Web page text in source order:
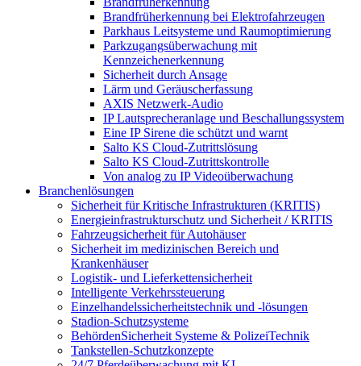
Brandfrüherkennung bei Elektrofahrzeugen
Parkhaus Leitsysteme und Raumoptimierung
Parkzugangsüberwachung mit
Kennzeichenerkennung
Sicherheit durch Ansage
Lärm und Geräuscherfassung
AXIS Netzwerk-Audio
IP Lautsprecheranlage und Beschallungssystem
Eine IP Sirene die schützt und warnt
Salto KS Cloud-Zutrittslösung
Salto KS Cloud-Zutrittskontrolle
Von analog zu IP Videoüberwachung
Branchenlösungen
Sicherheit für Kritische Infrastrukturen (KRITIS)
Energieinfrastrukturschutz und Sicherheit / KRITIS
Fahrzeugsicherheit für Autohäuser
Sicherheit im medizinischen Bereich und
Krankenhäuser
Logistik- und Lieferkettensicherheit
Intelligente Verkehrssteuerung
Einzelhandelssicherheitstechnik und -lösungen
Stadion-Schutzsysteme
BehördenSicherheit Systeme & PolizeiTechnik
Tankstellen-Schutzkonzepte​